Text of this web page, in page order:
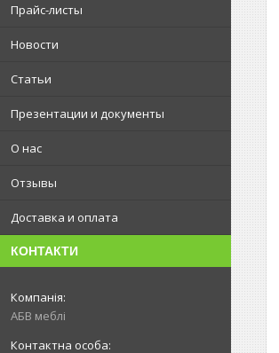
Прайс-листы
Новости
Статьи
Презентации и документы
О нас
Отзывы
Доставка и оплата
КОНТАКТИ
АБВ меблі